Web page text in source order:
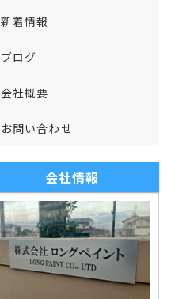
新着情報
ブログ
会社概要
お問い合わせ
会社情報